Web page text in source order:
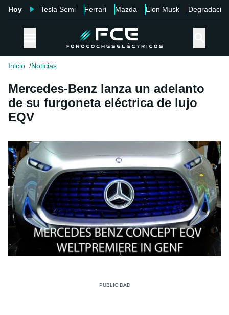
Hoy Tesla Semi Ferrari Mazda Elon Musk Degradación
Inicio Noticias
Mercedes-Benz lanza un adelanto
de su furgoneta eléctrica de lujo
EQV